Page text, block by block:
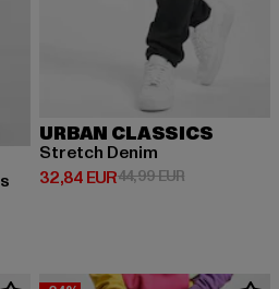
URBAN CLASSICS
Stretch Denim
32,84 EUR
Derzeitiger Preis: 32,84 EUR
44,99 EURAktionspreis: